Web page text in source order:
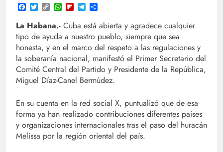
Facebook
TwitterCopy
Link
WhatsApp
FlipboardTelegram
La Habana.- Cuba está abierta y agradece cualquier
tipo de ayuda a nuestro pueblo, siempre que sea
honesta, y en el marco del respeto a las regulaciones y
la soberanía nacional, manifestó el Primer Secretario del
Comité Central del Partido y Presidente de la República,
Miguel Díaz-Canel Bermúdez.
En su cuenta en la red social X, puntualizó que de esa
forma ya han realizado contribuciones diferentes países
y organizaciones internacionales tras el paso del huracán
Melissa por la región oriental del país.